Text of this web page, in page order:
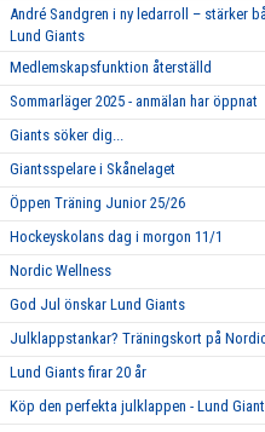
André Sandgren i ny ledarroll – stärker
Lund Giants
Medlemskapsfunktion återställd
Sommarläger 2025 - anmälan har öppnat
Giants söker dig...
Giantsspelare i Skånelaget
Öppen Träning Junior 25/26
Hockeyskolans dag i morgon 11/1
Nordic Wellness
God Jul önskar Lund Giants
Julklappstankar? Träningskort på
Lund Giants firar 20 år
Köp den perfekta julklappen - Lund